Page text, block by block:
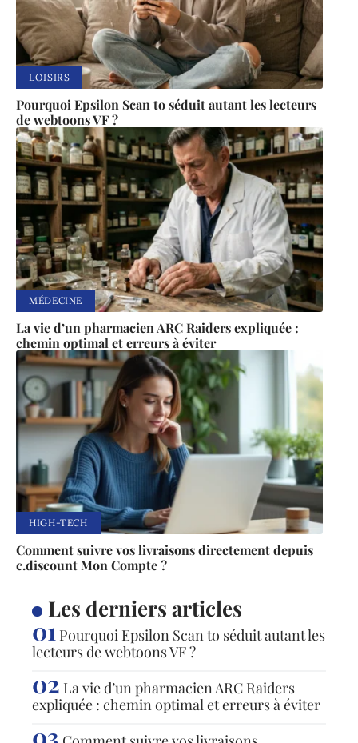
LOISIRS
Pourquoi Epsilon Scan to séduit autant les lecteurs
de webtoons VF ?
MÉDECINE
La vie d’un pharmacien ARC Raiders expliquée :
chemin optimal et erreurs à éviter
HIGH-TECH
Comment suivre vos livraisons directement depuis
c.discount Mon Compte ?
Les derniers articles
Pourquoi Epsilon Scan to séduit autant les
lecteurs de webtoons VF ?
La vie d’un pharmacien ARC Raiders
expliquée : chemin optimal et erreurs à éviter